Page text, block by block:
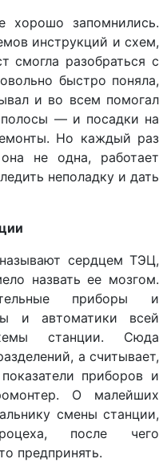
хорошо запомнились.
инструкций и схем,
разобраться с
быстро поняла,
и во всем помогал
полосы — и посадки на
Но каждый раз
не одна, работает
неполадку и дать
сердцем ТЭЦ,
назвать ее мозгом.
приборы и
и автоматики всей
станции. Сюда
а считывает,
приборов и
О малейших
смены станции,
после чего
предпринять.